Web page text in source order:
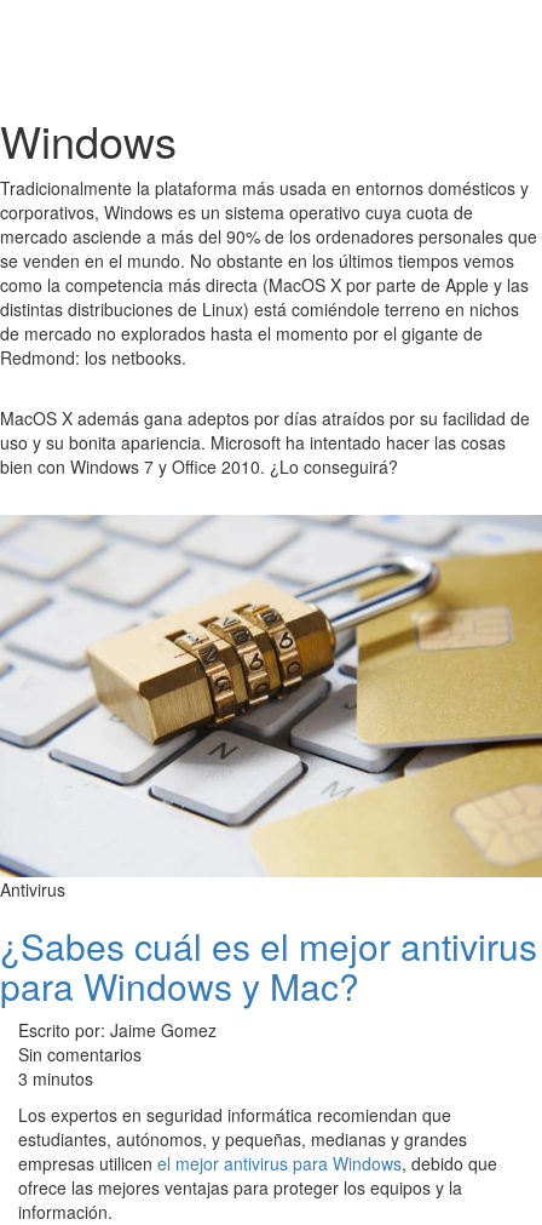
Windows
Tradicionalmente la plataforma más usada en entornos domésticos y
corporativos, Windows es un sistema operativo cuya cuota de
mercado asciende a más del 90% de los ordenadores personales que
se venden en el mundo. No obstante en los últimos tiempos vemos
como la competencia más directa (MacOS X por parte de Apple y las
distintas distribuciones de Linux) está comiéndole terreno en nichos
de mercado no explorados hasta el momento por el gigante de
Redmond: los netbooks.
MacOS X además gana adeptos por días atraídos por su facilidad de
uso y su bonita apariencia. Microsoft ha intentado hacer las cosas
bien con Windows 7 y Office 2010. ¿Lo conseguirá?
Antivirus
¿Sabes cuál es el mejor antivirus
para Windows y Mac?
Escrito por: Jaime Gomez
Sin comentarios
3 minutos
Los expertos en seguridad informática recomiendan que
estudiantes, autónomos, y pequeñas, medianas y grandes
empresas utilicen el mejor antivirus para Windows, debido que
ofrece las mejores ventajas para proteger los equipos y la
información.